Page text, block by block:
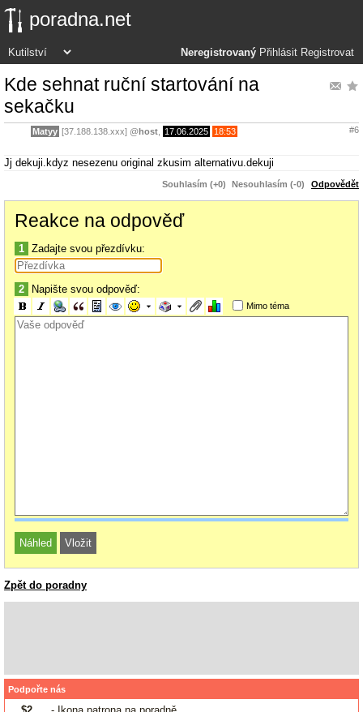
poradna.net
Neregistrovaný Přihlásit Registrovat
Kde sehnat ruční startování na
sekačku
Matyy [37.188.138.xxx] @host 17.06.2025 18:53 #6
Jj dekuji.kdyz nesezenu original zkusim alternativu.dekuji
Souhlasím (+0) Nesouhlasím (-0) Odpovědět
Reakce na odpověď
1 Zadajte svou přezdívku:
2 Napište svou odpověď:
Mimo téma
Zpět do poradny
Podpořte nás